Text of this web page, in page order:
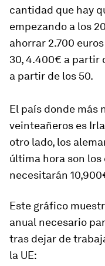
cantidad que hay
empezando a los
ahorrar 2.700
30, 4.400€ a partir
a partir de los 50.
El país donde más
veinteañeros es
otro lado, los
última hora son los
necesitarán
Este gráfico
anual necesario
tras dejar de
la UE: